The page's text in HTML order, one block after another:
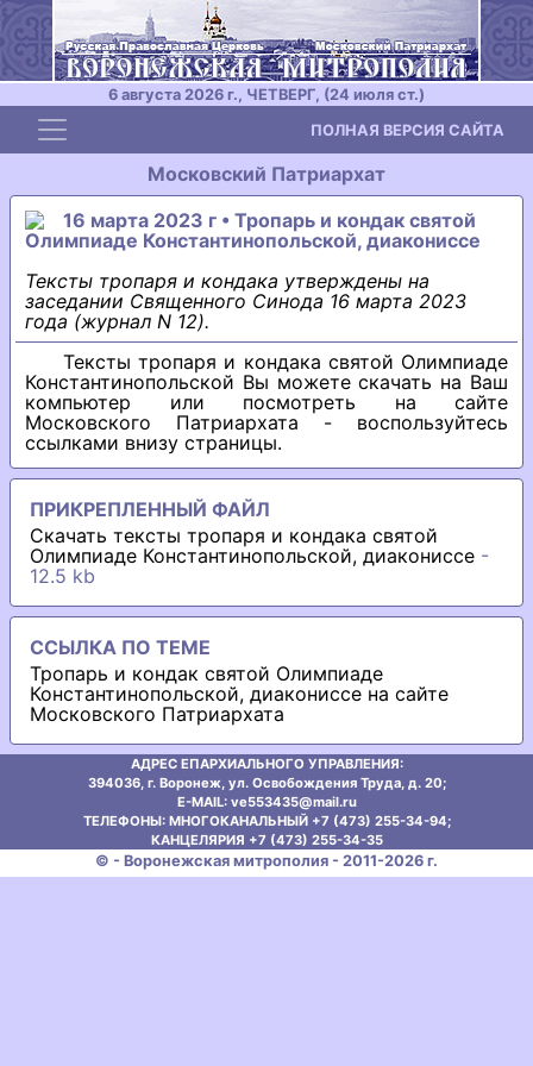
6 августа 2026 г., ЧЕТВЕРГ, (24 июля ст.)
Toggle navigation ПОЛНАЯ ВЕРСИЯ САЙТА
Московский Патриархат
16 марта 2023 г • Тропарь и кондак святой
Олимпиаде Константинопольской, диакониссе
Тексты тропаря и кондака утверждены на
заседании Священного Синода 16 марта 2023
года (журнал N 12).
Тексты тропаря и кондака святой Олимпиаде
Константинопольской Вы можете скачать на Ваш
компьютер или посмотреть на сайте
Московского Патриархата - воспользуйтесь
ссылками внизу страницы.
ПРИКРЕПЛЕННЫЙ ФАЙЛ
Скачать тексты тропаря и кондака святой
Олимпиаде Константинопольской, диакониссе -
12.5 kb
ССЫЛКА ПО ТЕМЕ
Тропарь и кондак святой Олимпиаде
Константинопольской, диакониссе на сайте
Московского Патриархата
АДРЕС ЕПАРХИАЛЬНОГО УПРАВЛЕНИЯ:
394036, г. Воронеж, ул. Освобождения Труда, д. 20;
E-MAIL: ve553435@mаil.ru
ТЕЛЕФОНЫ: МНОГОКАНАЛЬНЫЙ +7 (473) 255-34-94;
КАНЦЕЛЯРИЯ +7 (473) 255-34-35
© - Воронежская митрополия - 2011-2026 г.